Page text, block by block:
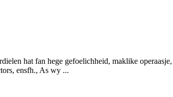
hat fan hege gefoelichheid, maklike
ensfh., As wy ...